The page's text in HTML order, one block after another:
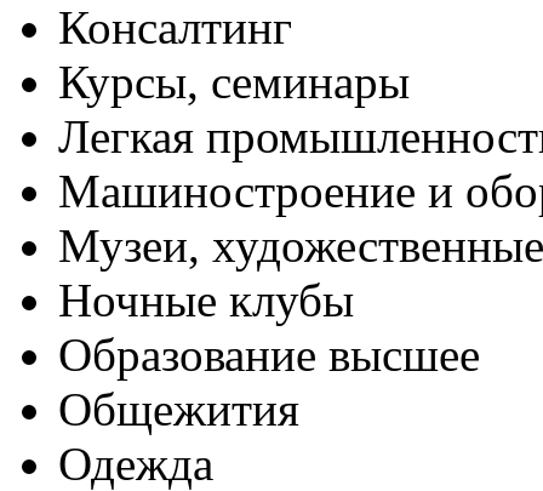
Консалтинг
Курсы, семинары
Легкая
Машиностроение и
Музеи,
Ночные клубы
Образование высшее
Общежития
Одежда